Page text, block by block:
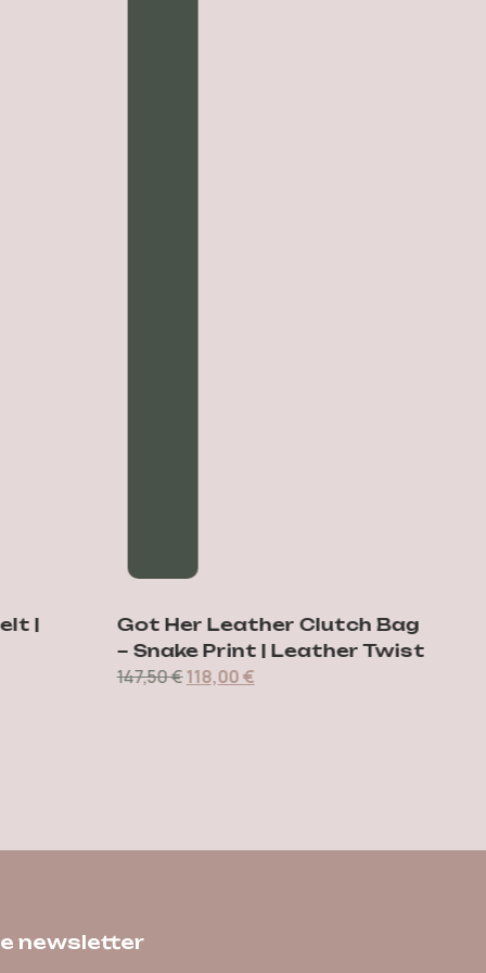
|
Got Her Leather Clutch Bag
– Snake Print | Leather Twist
147,50€118,00€
newsletter